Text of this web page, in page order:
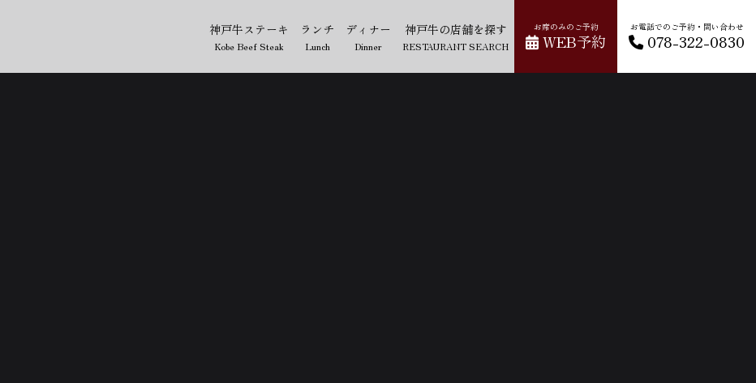
神戸牛ステーキ
Kobe Beef Steak
ランチ
Lunch
ディナー
Dinner
神戸牛の店舗を探す
RESTAURANT SEARCH
お席のみのご予約
WEB予約
お電話でのご予約・問い合わせ
078-322-0830